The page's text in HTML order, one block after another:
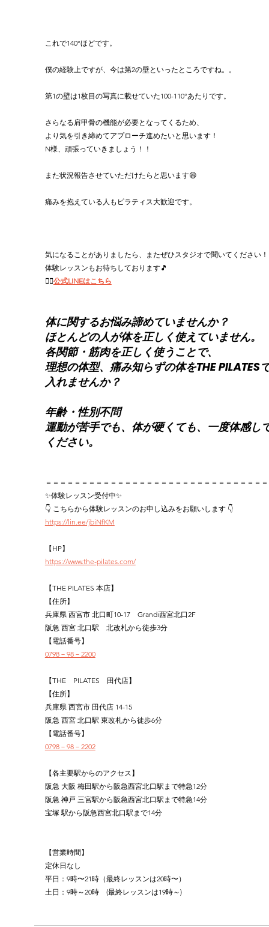
これで140°ほどです。
僕の経験上ですが、今は第2の壁といったところですね。。
第1の壁は1枚目の写真に載せていた100-110°あたりです。
さらなる肩甲骨の機能が必要となってくるため、
より気を引き締めてアプローチ進めたいと思います！
N様、頑張っていきましょう！！
また状況報告させていただけたらと思います😄
痛みを抱えている人もピラティス大歓迎です。
気になることがありましたら、またぜひスタジオで聞いてください！
体験レッスンもお待ちしております🎵
👉🏻公式LINEはこちら
体に関するお悩み諦めていませんか？
ほとんどの人が体を正しく使えていません。
各関節・筋肉を正しく使うことで、
理想の体型、痛み知らずの体をTHE PILATES
入れませんか？
年齢・性別不問
運動が苦手でも、体が硬くても、一度体感し
ください。
＝＝＝＝＝＝＝＝＝＝＝＝＝＝＝＝＝＝＝＝＝＝＝＝＝＝＝＝＝＝
✨体験レッスン受付中✨
👇 こちらから体験レッスンのお申し込みをお願いします 👇
https://lin.ee/jbiNfKM
【HP】
https://www.the-pilates.com/
【THE PILATES 本店】
【住所】
兵庫県 西宮市 北口町10-17　Grandi西宮北口2F
阪急 西宮 北口駅　北改札から徒歩3分
【電話番号】
0798－98－2200
【THE　PILATES　田代店】
【住所】
兵庫県 西宮市 田代店 14-15
阪急 西宮 北口駅 東改札から徒歩6分
【電話番号】
0798－98－2202
【各主要駅からのアクセス】
阪急 大阪 梅田駅から阪急西宮北口駅まで特急12分
阪急 神戸 三宮駅から阪急西宮北口駅まで特急14分
宝塚 駅から阪急西宮北口駅まで14分
【営業時間】
定休日なし
平日：9時〜21時（最終レッスンは20時〜）
土日：9時～20時　(最終レッスンは19時～)